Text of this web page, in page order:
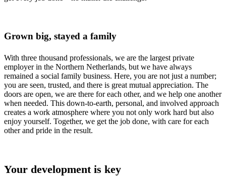
Grown big, stayed a family
With three thousand professionals, we are the largest private
employer in the Northern Netherlands, but we have always
remained a social family business. Here, you are not just a number;
you are seen, trusted, and there is great mutual appreciation. The
doors are open, we are there for each other, and we help one another
when needed. This down-to-earth, personal, and involved approach
creates a work atmosphere where you not only work hard but also
enjoy yourself. Together, we get the job done, with care for each
other and pride in the result.
Your development is key